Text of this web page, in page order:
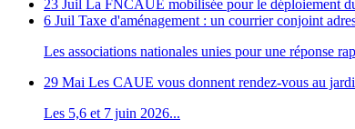
23 Juil La FNCAUE mobilisée pour le déploiement
6 Juil Taxe d'aménagement : un courrier conjoint
Les associations nationales unies pour une réponse
29 Mai Les CAUE vous donnent rendez-vous au
Les 5,6 et 7 juin 2026...